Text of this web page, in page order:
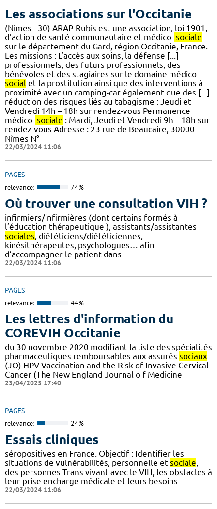
Les associations sur l'Occitanie
(Nîmes - 30) ARAP-Rubis est une association, loi 1901,
d’action de santé communautaire et médico- sociale
sur le département du Gard, région Occitanie, France.
Les missions : L’accès aux soins, la défense [...]
professionnels, des futurs professionnels, des
bénévoles et des stagiaires sur le domaine médico-
social et la prostitution ainsi que des interventions à
proximité avec un camping-car également que des [...]
réduction des risques liés au tabagisme : Jeudi et
Vendredi 14h – 18h sur rendez-vous Permanence
médico- sociale : Mardi, Jeudi et Vendredi 9h – 18h sur
rendez-vous Adresse : 23 rue de Beaucaire, 30000
Nîmes N°
22/03/2024 11:06
PAGES
relevance: 74%
Où trouver une consultation VIH ?
infirmiers/infirmières (dont certains formés à
l’éducation thérapeutique ), assistants/assistantes
sociales , diététiciens/diététiciennes,
kinésithérapeutes, psychologues… afin
d’accompagner le patient dans
22/03/2024 11:06
PAGES
relevance: 44%
Les lettres d'information du
COREVIH Occitanie
du 30 novembre 2020 modifiant la liste des spécialités
pharmaceutiques remboursables aux assurés sociaux
(JO) HPV Vaccination and the Risk of Invasive Cervical
Cancer (The New England Journal o f Medicine
23/04/2025 17:40
PAGES
relevance: 24%
Essais cliniques
séropositives en France. Objectif : Identifier les
situations de vulnérabilités, personnelle et sociale
des personnes Trans vivant avec le VIH, les obstacles à
leur prise encharge médicale et leurs besoins
22/03/2024 11:06